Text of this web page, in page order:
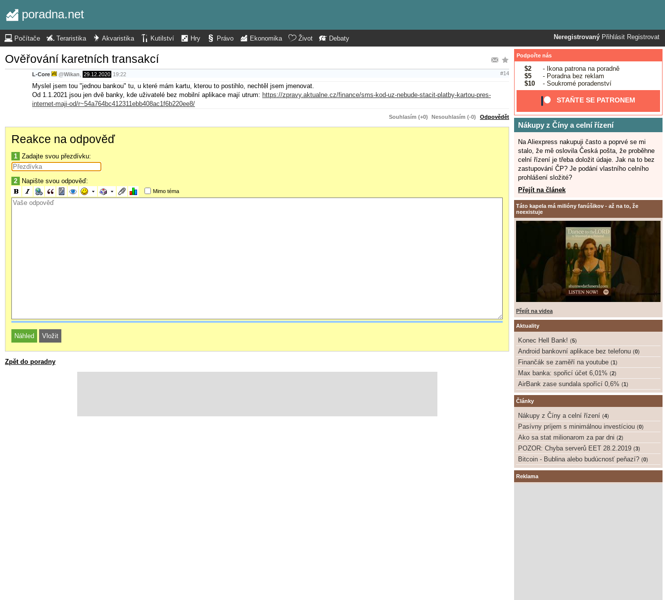
poradna.net
Neregistrovaný Přihlásit Registrovat
Počítače Teraristika Akvaristika Kutilství Hry Právo Ekonomika Život Debaty
Ověřování karetních transakcí
L-Core @Wikan 29.12.2020 19:22 #14
Myslel jsem tou "jednou bankou" tu, u které mám kartu, kterou to postihlo, nechtěl jsem jmenovat.
Od 1.1.2021 jsou jen dvě banky, kde uživatelé bez mobilní aplikace mají utrum: https://zpravy.aktualne.cz/finance/sms-kod-uz-nebude-stacit-platby-kartou-pres-
internet-maji-od/r~54a764bc412311ebb408ac1f6b220ee8/
Souhlasím (+0) Nesouhlasím (-0) Odpovědět
Reakce na odpověď
1 Zadajte svou přezdívku:
2 Napište svou odpověď:
Mimo téma
Zpět do poradny
Podpořte nás
$2
- Ikona patrona na poradně
$5
- Poradna bez reklam
$10
- Soukromé poradenství
STAŇTE SE PATRONEM
Nákupy z Číny a celní řízení
Na Aliexpress nakupuji často a poprvé se mi
stalo, že mě oslovila Česká pošta, že proběhne
celní řízení je třeba doložit údaje. Jak na to bez
zastupování ČP? Je podání vlastního celního
prohlášení složité?
Přejít na článek
Táto kapela má milióny fanúšikov - až na to, že
neexistuje
Přejít na videa
Aktuality
Konec Hell Bank! (5)
Android bankovní aplikace bez telefonu (0)
Finančák se zaměří na youtube (1)
Max banka: spořicí účet 6,01% (2)
AirBank zase sundala spořící 0,6% (1)
Články
Nákupy z Číny a celní řízení (4)
Pasívny príjem s minimálnou investíciou (0)
Ako sa stat milionarom za par dni (2)
POZOR: Chyba serverů EET 28.2.2019 (3)
Bitcoin - Bublina alebo budúcnosť peňazí? (0)
Reklama